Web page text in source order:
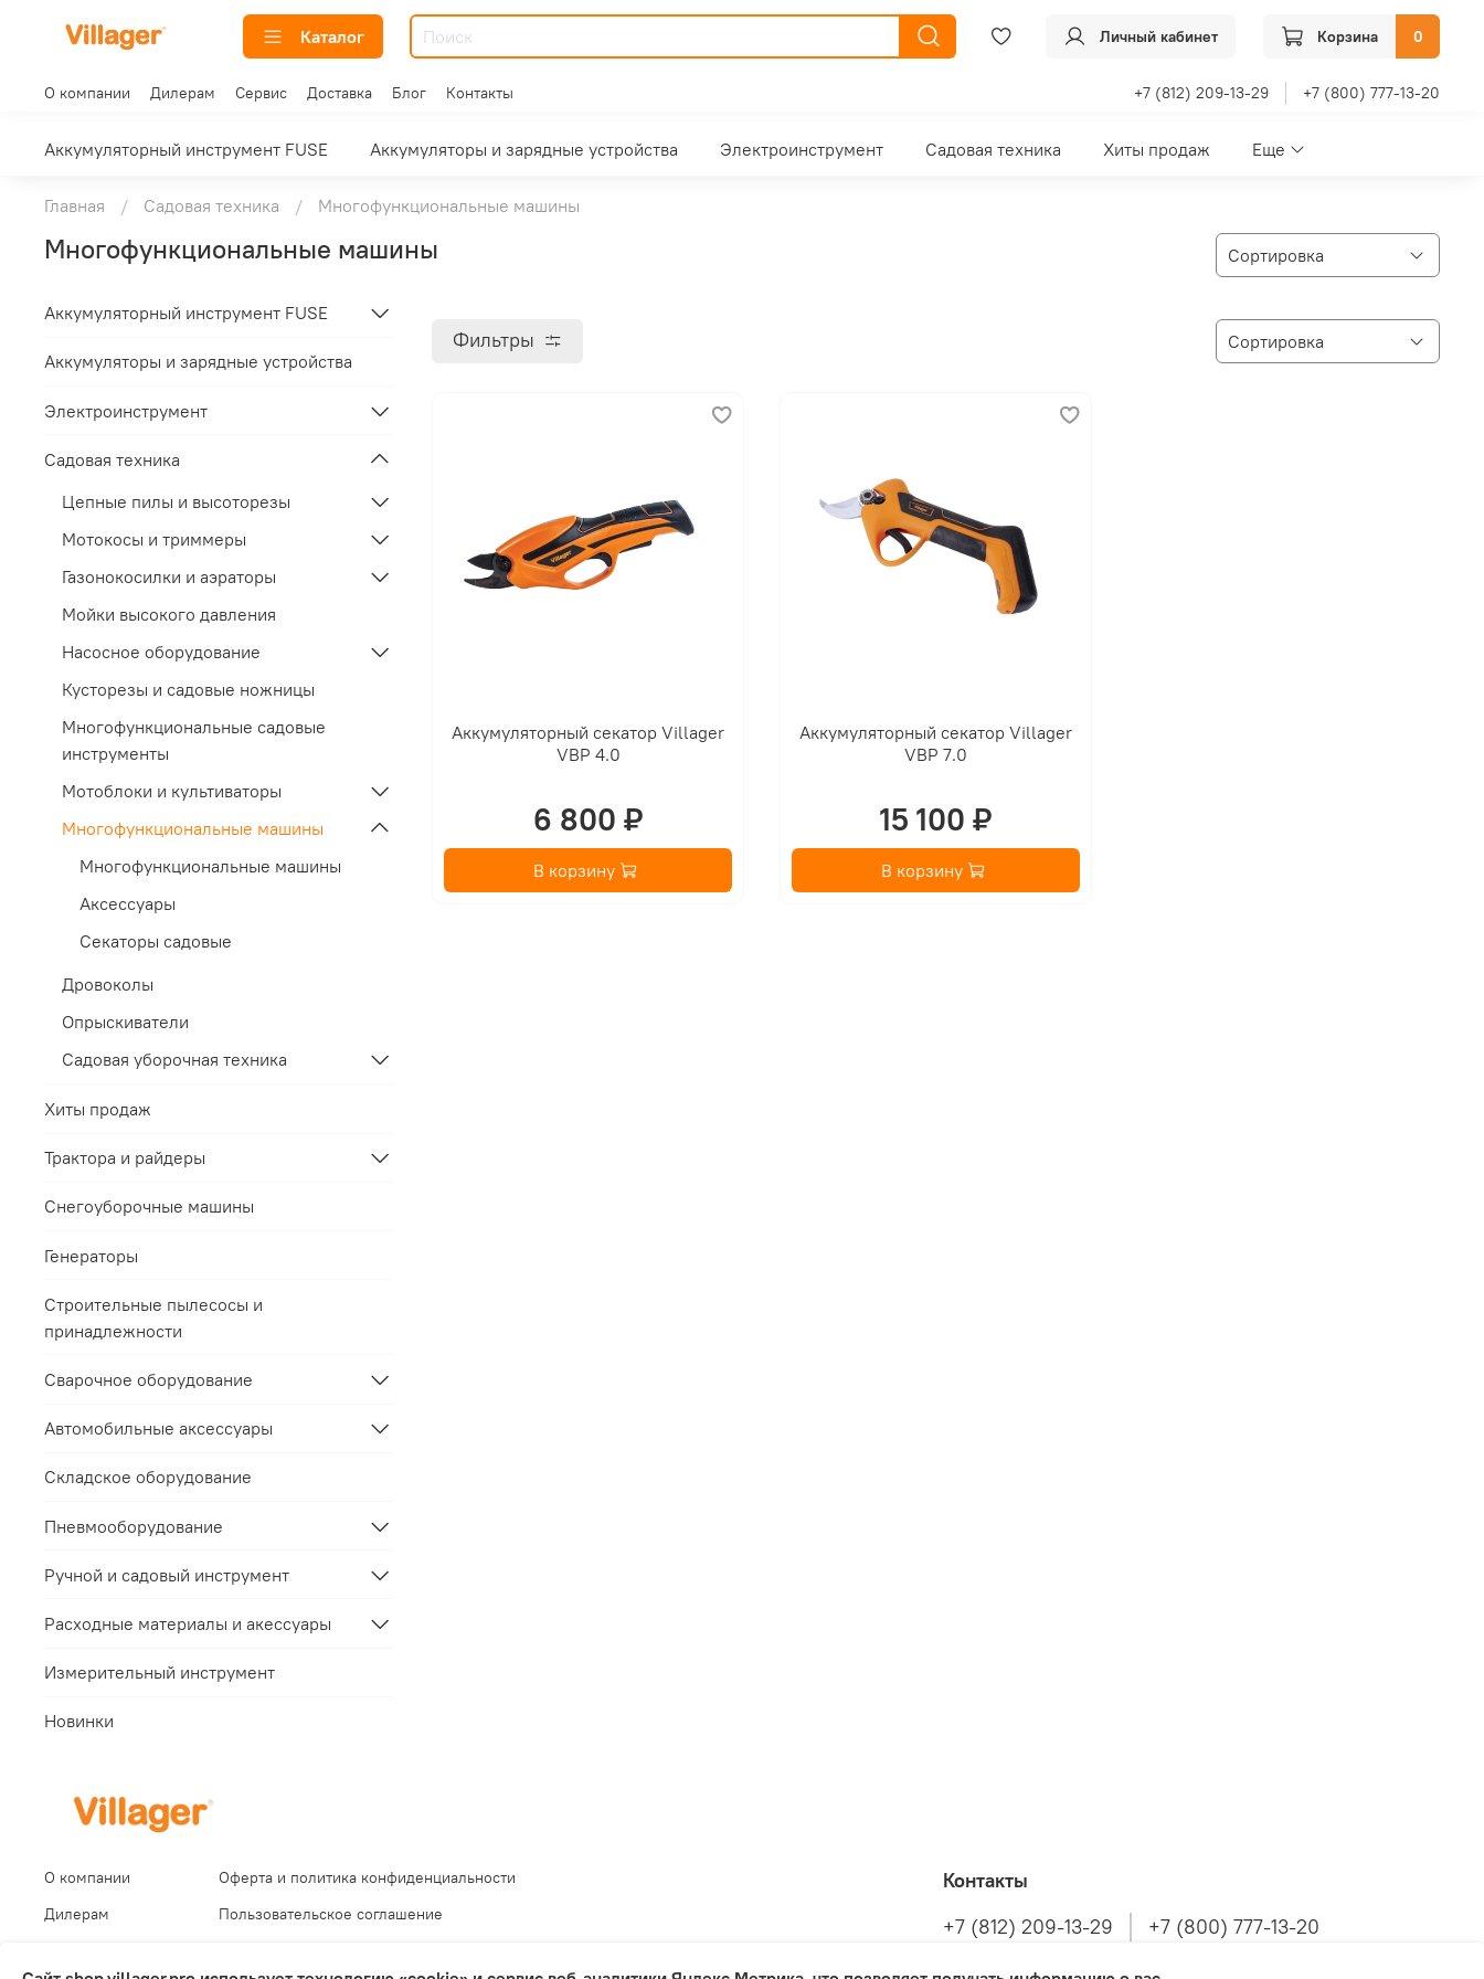
Каталог Личный кабинет Корзина 0
О компании Дилерам Сервис Доставка Блог Контакты +7 (812) 209-13-29 +7 (800) 777-13-20
Аккумуляторный инструмент FUSE Аккумуляторы и зарядные устройства Электроинструмент Садовая техника Хиты продаж Еще
Главная Садовая техника Многофункциональные машины
Многофункциональные машины
Фильтры
Аккумуляторный секатор Villager
VBP 4.0
6 800 ₽
В корзину
Аккумуляторный секатор Villager
VBP 7.0
15 100 ₽
В корзину
Аккумуляторный инструмент FUSE
Аккумуляторы и зарядные устройства
Электроинструмент
Садовая техника
Цепные пилы и высоторезы
Мотокосы и триммеры
Газонокосилки и аэраторы
Мойки высокого давления
Насосное оборудование
Кусторезы и садовые ножницы
Многофункциональные садовые
инструменты
Мотоблоки и культиваторы
Многофункциональные машины
Многофункциональные машины
Аксессуары
Секаторы садовые
Дровоколы
Опрыскиватели
Садовая уборочная техника
Хиты продаж
Трактора и райдеры
Снегоуборочные машины
Генераторы
Строительные пылесосы и
принадлежности
Сварочное оборудование
Автомобильные аксессуары
Складское оборудование
Пневмооборудование
Ручной и садовый инструмент
Расходные материалы и акессуары
Измерительный инструмент
Новинки
О компании
Дилерам
Оферта и политика конфиденциальности
Пользовательское соглашение
Контакты
+7 (812) 209-13-29
+7 (800) 777-13-20